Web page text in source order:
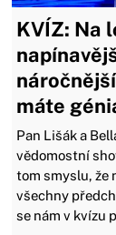
KVÍZ: Na
máte
Pan Lišák a
vědomostní
tom smyslu, že
všechny
se nám v kvízu